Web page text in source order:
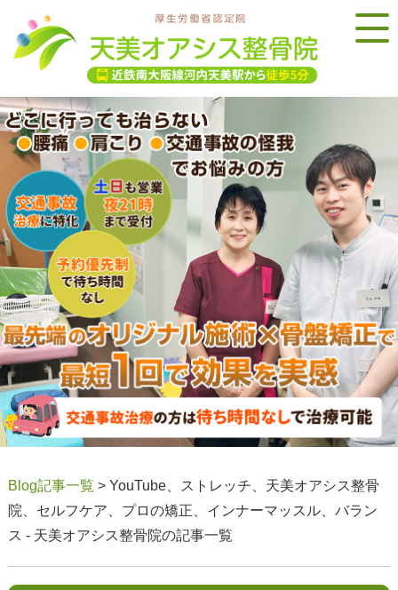
Blog記事一覧 > YouTube、ストレッチ、天美オアシス整骨
院、セルフケア、プロの矯正、インナーマッスル、バラン
ス - 天美オアシス整骨院の記事一覧